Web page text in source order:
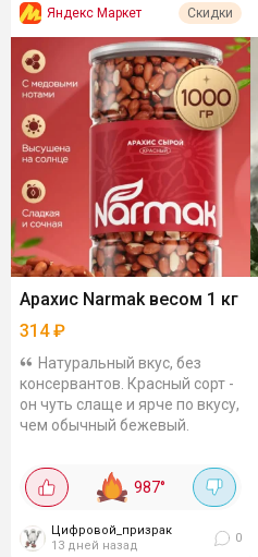
Яндекс Маркет Скидки
Арахис Narmak весом 1 кг
314₽
Натуральный вкус, без
консервантов. Красный сорт -
он чуть слаще и ярче по вкусу,
чем обычный бежевый.
987°
Цифровой_призрак
13 дней назад
0